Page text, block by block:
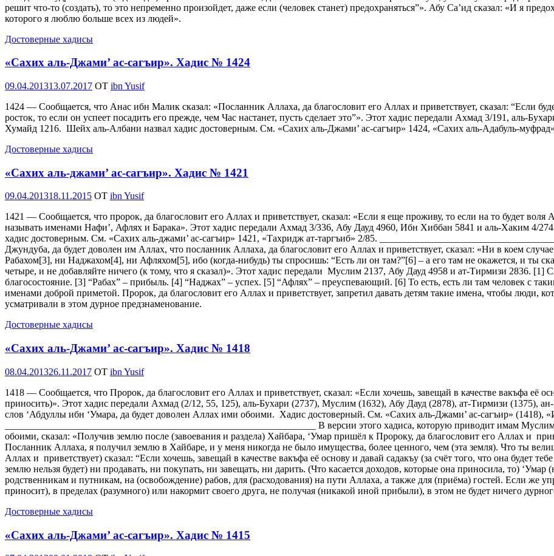
решит что-то (создать), то это непременно произойдет, даже если (человек станет) предохраняться”». Абу Са’ид сказал: «И я
которого я люблю больше всех из людей».
Достоверные хадисы
«Сахих аль-Джами’ ас-сагъир». Хадис № 1424
Опубликовано
09.04.201313.07.2017 OT ibn Yusif
1424 — Сообщается, что Анас ибн Малик сказал: «Посланник Аллаха, да благословит его Аллах и приветствует, сказал: “Если
росток, то если он успеет посадить его прежде, чем Час настанет, пусть сделает это”». Этот хадис передали Ахмад 3/191, аль-
Хумайд 1216. Шейх аль-Албани назвал хадис достоверным. См. «Сахих аль-Джами’ ас-сагъир» 1424, «Сахих аль-Адабуль-
Достоверные хадисы
«Сахих аль-джами’ ас-сагъир». Хадис № 1421
Опубликовано
09.04.201318.11.2015 OT ibn Yusif
1421 — Сообщается, что пророк, да благословит его Аллах и приветствует, сказал: «Если я еще проживу, то если на то будет
называть именами Нафи’, Афлях и Барака». Этот хадис передали Ахмад 3/336, Абу Дауд 4960, Ибн Хиббан 5841 и аль-Хаким 4/
хадис достоверным. См. «Сахих аль-джами’ ас-сагъир» 1421, «Тахридж ат-таргъиб» 2/85.
Джундуба, да будет доволен им Аллах, что посланник Аллаха, да благословит его Аллах и приветствует, сказал: «Ни в коем
Рабахом[3], ни Наджахом[4], ни Афляхом[5], ибо (когда-нибудь) ты спросишь: “Есть ли он там?”[6] – а его там не окажется, и ты
четыре, и не добавляйте ничего (к тому, что я сказал)». Этот хадис передали Муслим 2137, Абу Дауд 4958 и ат-Тирмизи 2836. [1]
благосостояние. [3] “Рабах” – прибыль. [4] “Наджах” – успех. [5] “Афлях” – преуспевающий. [6] То есть, есть ли там человек с
именами доброй приметой. Пророк, да благословит его Аллах и приветствует, запретил давать детям такие имена, чтобы люди,
усматривали в этом дурное предзнаменование.
Достоверные хадисы
«Сахих аль-Джами’ ас-сагъир». Хадис № 1418
Опубликовано
08.04.201326.11.2017 OT ibn Yusif
1418 — Сообщается, что Пророк, да благословит его Аллах и приветствует, сказал: «Если хочешь, завещай в качестве вакъфа её
приносить)». Этот хадис передали Ахмад (2/12, 55, 125), аль-Бухари (2737), Муслим (1632), Абу Дауд (2878), ат-Тирмизи (1375),
слов ‘Абдуллы ибн ‘Умара, да будет доволен Аллах ими обоими. Хадис достоверный. См. «Сахих аль-Джами’ ас-сагъир» (1418),
________________________________________________________________ В версии этого хадиса, которую приводит имам
обоими, сказал: «Получив землю после (завоевания и раздела) Хайбара, ‘Умар пришёл к Пророку, да благословит его Аллах и
Посланник Аллаха, я получил землю в Хайбаре, и у меня никогда не было имущества, более ценного, чем (эта земля). Что ты
Аллах и приветствует) сказал: “Если хочешь, завещай в качестве вакъфа её основу и давай садакъу (за счёт того, что она будет
землю нельзя будет) ни продавать, ни покупать, ни завещать, ни дарить. (Что касается доходов, которые она приносила, то)
родственникам и путникам, на (освобождение) рабов, для (расходования) на пути Аллаха, а также для (приёма) гостей. Если же
приносит), в пределах (разумного) или накормит своего друга, не получая (никакой иной прибыли), в этом не будет ничего
Достоверные хадисы
«Сахих аль-Джами’ ас-сагъир». Хадис № 1415